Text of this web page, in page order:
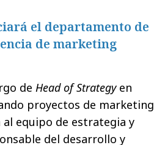
el departamento de
de marketing
de Head of Strategyen
proyectos de marketing
al equipo de estrategia y
del desarrollo y